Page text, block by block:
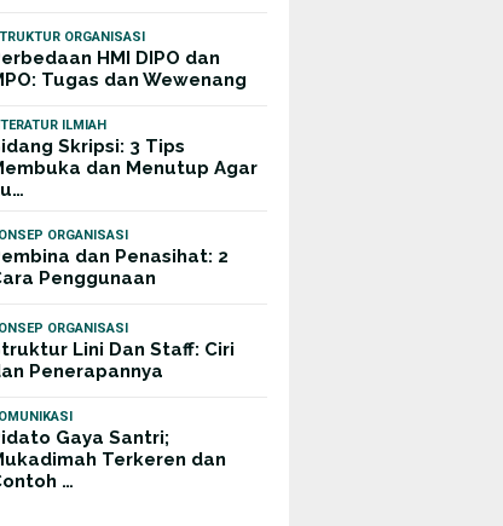
ORGANISASI
HMI DIPO dan
Tugas dan Wewenang
ILMIAH
Skripsi: 3 Tips
dan Menutup Agar
ORGANISASI
dan Penasihat: 2
Penggunaan
ORGANISASI
Lini Dan Staff: Ciri
Penerapannya
Gaya Santri;
Terkeren dan
…